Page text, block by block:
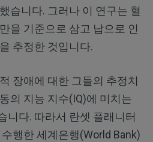
습니다. 그러나 이 연구는 혈
을 기준으로 삼고 납으로 인
추정한 것입니다.
장애에 대한 그들의 추정치
의 지능 지수(IQ)에 미치는
니다. 따라서 란셋 플래니터
행한 세계은행(World Bank)